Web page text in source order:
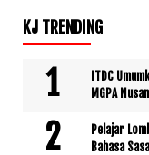
KJ TRENDING
ITDC
MGPA
Pelajar
Bahasa